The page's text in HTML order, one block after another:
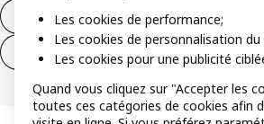
Formulaire de rétractation – produits
Formulaire de rétractation – services
Les cookies de performance;
Les cookies de personnalisation du
Les cookies pour une publicité
Quand vous cliquez sur "Accepter les
toutes ces catégories de cookies afin